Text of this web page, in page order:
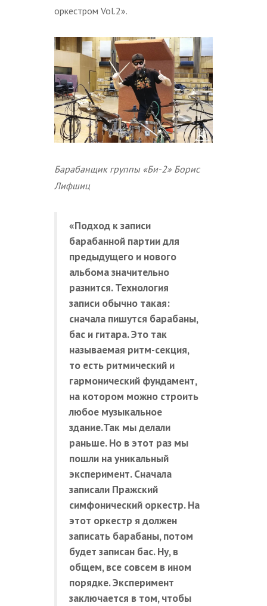
оркестром Vol.2».
Барабанщик группы «Би-2» Борис
Лифшиц
«Подход к записи
барабанной партии для
предыдущего и нового
альбома значительно
разнится. Технология
записи обычно такая:
сначала пишутся барабаны,
бас и гитара. Это так
называемая ритм-секция,
то есть ритмический и
гармонический фундамент,
на котором можно строить
любое музыкальное
здание.Так мы делали
раньше. Но в этот раз мы
пошли на уникальный
эксперимент. Сначала
записали Пражский
симфонический оркестр. На
этот оркестр я должен
записать барабаны, потом
будет записан бас. Ну, в
общем, все совсем в ином
порядке.Эксперимент
заключается в том, чтобы